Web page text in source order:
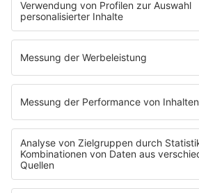
Glück in Worten
Todesursache
Niemand muss ein Promi sein
PROGRAMM
Mit den Waffeln einer Frau
SERVICE
Empfang
barba radio App